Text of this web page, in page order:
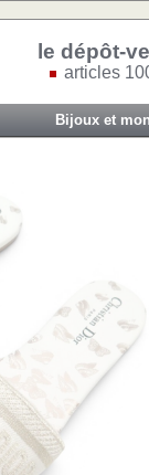
le dépôt-
articles
Bijoux et